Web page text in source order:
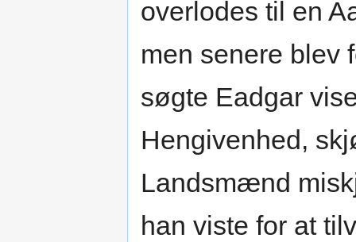
overlodes til en
men senere blev
søgte Eadgar
Hengivenhed,
Landsmænd
han viste for at